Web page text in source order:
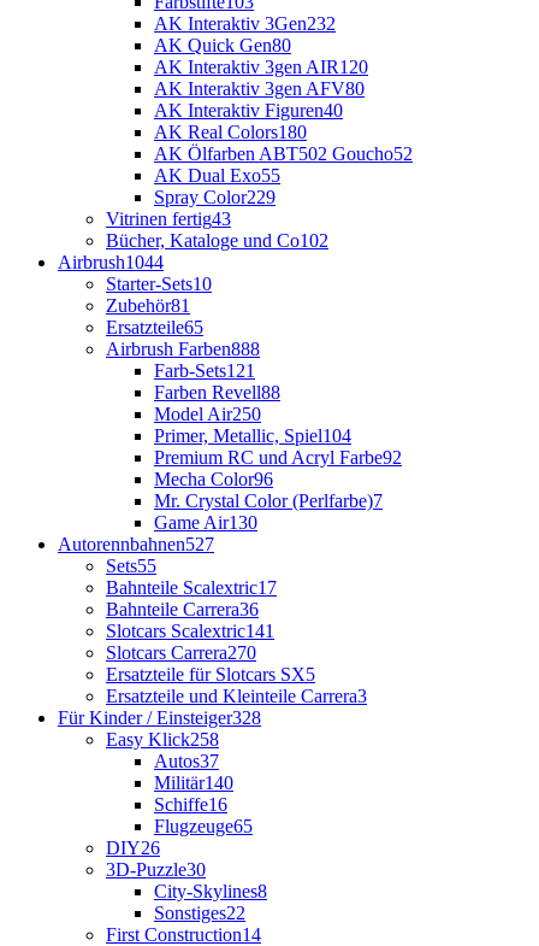
AK Interaktiv 3Gen232
AK Quick Gen80
AK Interaktiv 3gen AIR120
AK Interaktiv 3gen AFV80
AK Interaktiv Figuren40
AK Real Colors180
AK Ölfarben ABT502 Goucho52
AK Dual Exo55
Spray Color229
Vitrinen fertig43
Bücher, Kataloge und Co102
Airbrush1044
Starter-Sets10
Zubehör81
Ersatzteile65
Airbrush Farben888
Farb-Sets121
Farben Revell88
Model Air250
Primer, Metallic, Spiel104
Premium RC und Acryl Farbe92
Mecha Color96
Mr. Crystal Color (Perlfarbe)7
Game Air130
Autorennbahnen527
Sets55
Bahnteile Scalextric17
Bahnteile Carrera36
Slotcars Scalextric141
Slotcars Carrera270
Ersatzteile für Slotcars SX5
Ersatzteile und Kleinteile Carrera3
Für Kinder / Einsteiger328
Easy Klick258
Autos37
Militär140
Schiffe16
Flugzeuge65
DIY26
3D-Puzzle30
City-Skylines8
Sonstiges22
First Construction14